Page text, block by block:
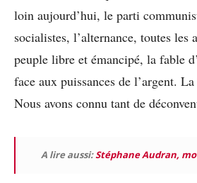
loin aujourd’hui, le parti
socialistes, l’alternance, toutes les
peuple libre et émancipé, la fable
face aux puissances de l’argent.
Nous avons connu tant de
A lire aussi:Stéphane Audran,